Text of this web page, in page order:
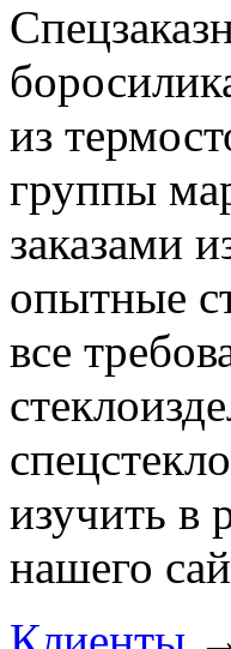
из
группы
заказами
опытные
все
изучить в
нашего